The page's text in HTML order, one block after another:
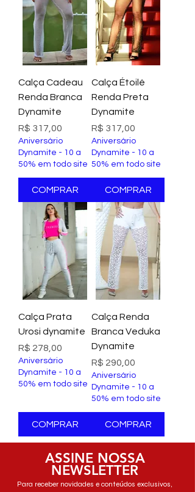
Calça Cadeau
Renda Branca
Dynamite
Preço
R$ 317,00
Aniversário
Dynamite - 10 a
50% em todo site
COMPRAR
Calça Étoilé
Renda Preta
Dynamite
Preço
R$ 317,00
Aniversário
Dynamite - 10 a
50% em todo site
COMPRAR
Calça Prata
Urosi dynamite
Preço
R$ 278,00
Aniversário
Dynamite - 10 a
50% em todo site
COMPRAR
Calça Renda
Branca Veduka
Dynamite
Preço
R$ 290,00
Aniversário
Dynamite - 10 a
50% em todo site
COMPRAR
ASSINE NOSSA
NEWSLETTER
Para receber novidades e conteúdos exclusivos,